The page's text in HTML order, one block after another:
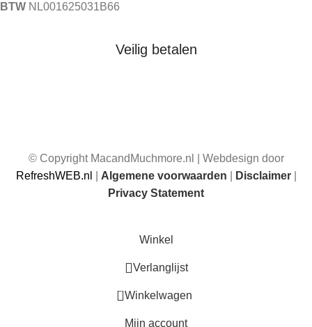
BTW NL001625031B66
Veilig betalen
© Copyright MacandMuchmore.nl | Webdesign door
RefreshWEB.nl
Algemene voorwaarden Disclaimer|
Privacy Statement
Winkel
Verlanglijst
0 Winkelwagen
Mijn account